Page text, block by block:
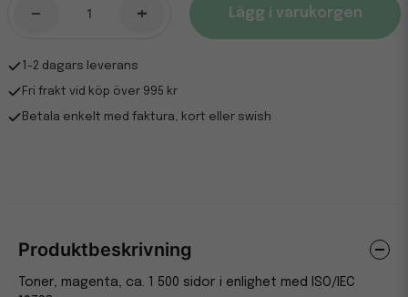
- + Lägg i varukorgen
1-2 dagars leverans
Fri frakt vid köp över 995 kr
Betala enkelt med faktura, kort eller swish
Produktbeskrivning
Toner, magenta, ca. 1 500 sidor i enlighet med ISO/IEC